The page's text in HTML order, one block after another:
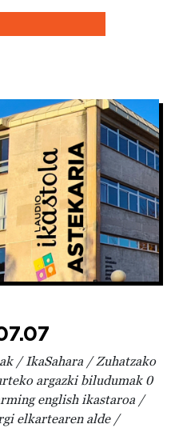
/ IkaSahara / Zuhatzako
argazki biludumak 0
english ikastaroa /
elkartearen alde /